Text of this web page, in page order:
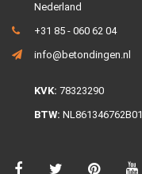
Nederland
+31 85 - 060 62 04
info@betondingen.nl
KVK: 78323290
BTW: NL861346762B01